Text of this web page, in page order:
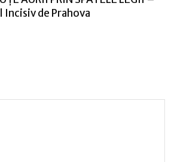
Incisiv de Prahova